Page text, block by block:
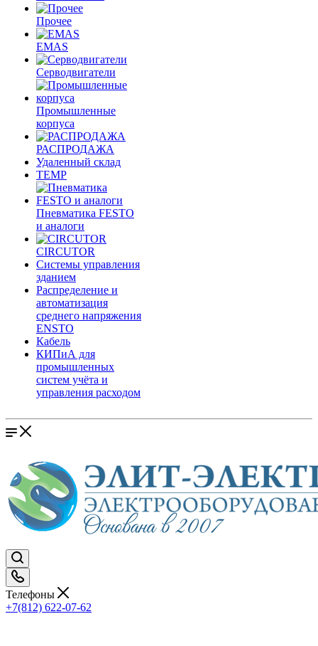
Прочее
EMAS
Cерводвигатели
Промышленные
корпуса
РАСПРОДАЖА
Удаленный склад
TEMP
Пневматика FESTO
и аналоги
CIRCUTOR
Системы управления
зданием
Распределение и
автоматизация
среднего напряжения
ENSTO
Кабель
КИПиА для
промышленных
систем учёта и
управления расходом
Телефоны
+7(812) 622-07-62